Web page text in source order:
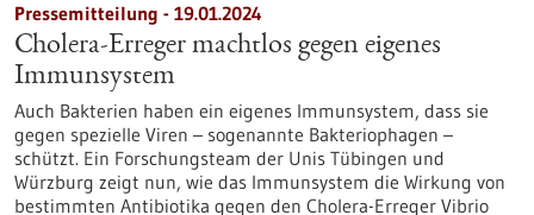
Pressemitteilung - 19.01.2024
Cholera-Erreger machtlos gegen eigenes
Immunsystem
Auch Bakterien haben ein eigenes Immunsystem, dass sie
gegen spezielle Viren – sogenannte Bakteriophagen –
schützt. Ein Forschungsteam der Unis Tübingen und
Würzburg zeigt nun, wie das Immunsystem die Wirkung von
bestimmten Antibiotika gegen den Cholera-Erreger Vibrio